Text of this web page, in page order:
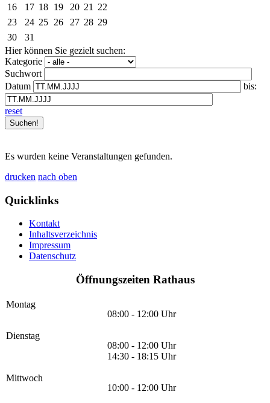
16
17 18 19 20 21
22
23
24 25 26 27 28 29
30
31
Hier können Sie gezielt suchen:
Kategorie
Suchwort
Datum
bis:
reset
Es wurden keine Veranstaltungen gefunden.
drucken nach oben
Quicklinks
Kontakt
Inhaltsverzeichnis
Impressum
Datenschutz
Öffnungszeiten Rathaus
Montag
08:00 - 12:00 Uhr
Dienstag
08:00 - 12:00 Uhr
14:30 - 18:15 Uhr
Mittwoch
10:00 - 12:00 Uhr